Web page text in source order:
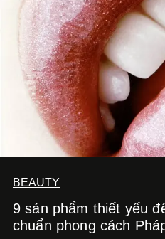
BEAUTY
9 sản phẩm thiết yếu
chuẩn phong cách